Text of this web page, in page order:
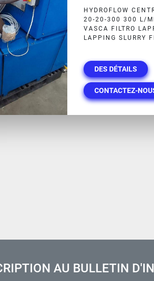
HYDROFLOW
20-20-300 300 L/
VASCA FILTRO
LAPPING SLURRY
DES DÉTAILS
CONTACTEZ-
AU BULLETIN